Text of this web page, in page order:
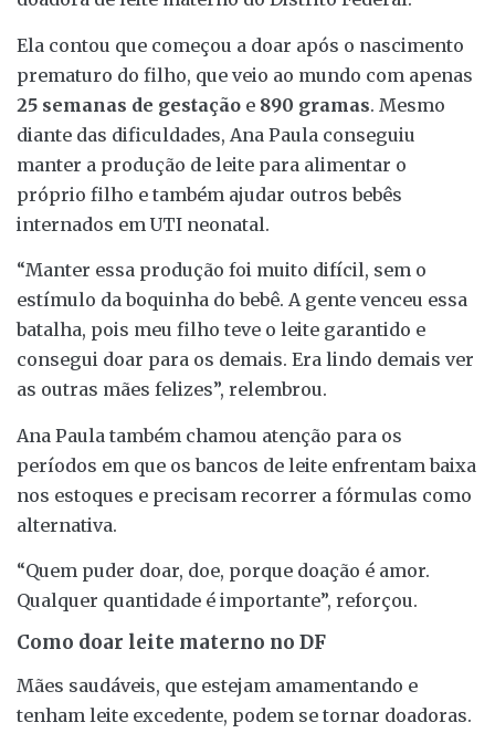
Ela contou que começou a doar após o nascimento
prematuro do filho, que veio ao mundo com apenas
25 semanas de gestação e 890 gramas. Mesmo
diante das dificuldades, Ana Paula conseguiu
manter a produção de leite para alimentar o
próprio filho e também ajudar outros bebês
internados em UTI neonatal.
“Manter essa produção foi muito difícil, sem o
estímulo da boquinha do bebê. A gente venceu essa
batalha, pois meu filho teve o leite garantido e
consegui doar para os demais. Era lindo demais ver
as outras mães felizes”, relembrou.
Ana Paula também chamou atenção para os
períodos em que os bancos de leite enfrentam baixa
nos estoques e precisam recorrer a fórmulas como
alternativa.
“Quem puder doar, doe, porque doação é amor.
Qualquer quantidade é importante”, reforçou.
Como doar leite materno no DF
Mães saudáveis, que estejam amamentando e
tenham leite excedente, podem se tornar doadoras.